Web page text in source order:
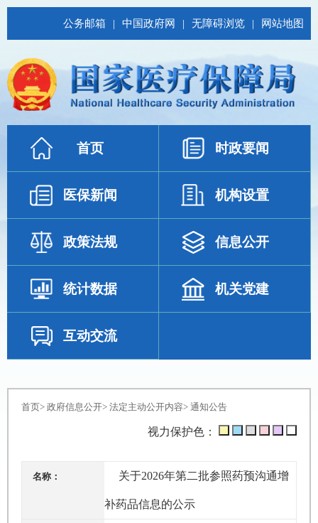
公务邮箱 | 中国政府网 | 无障碍浏览 | 网站地图
首页 时政要闻
医保新闻 机构设置
政策法规 信息公开
统计数据 机关党建
互动交流
首页> 政府信息公开> 法定主动公开内容> 通知公告
视力保护色：
名称： 关于2026年第二批参照药预沟通增
补药品信息的公示